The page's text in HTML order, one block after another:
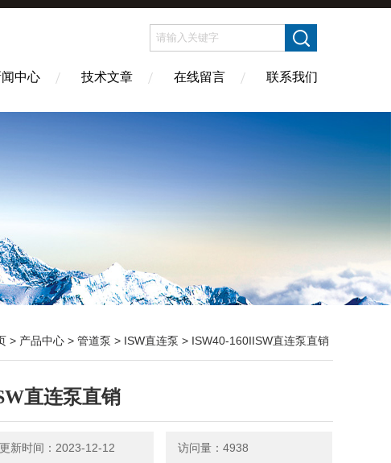
中心 技术文章 在线留言 联系我们
> 产品中心 > 管道泵 > ISW直连泵 > ISW40-160IISW直连泵直销
直连泵直销
更新时间：2023-12-12 访问量：4938